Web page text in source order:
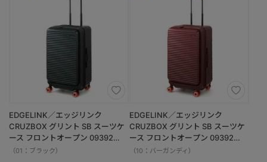
EDGELINK／エッジリンク
CRUZBOX グリント SB スーツケ
ース フロントオープン 09392
74/85L
（01：ブラック）
EDGELINK／エッジリンク
CRUZBOX グリント SB スーツケ
ース フロントオープン 09392
74/85L
（10：バーガンディ）